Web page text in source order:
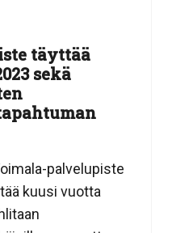
täyttää
sekä
palvelupiste
kuusi vuotta